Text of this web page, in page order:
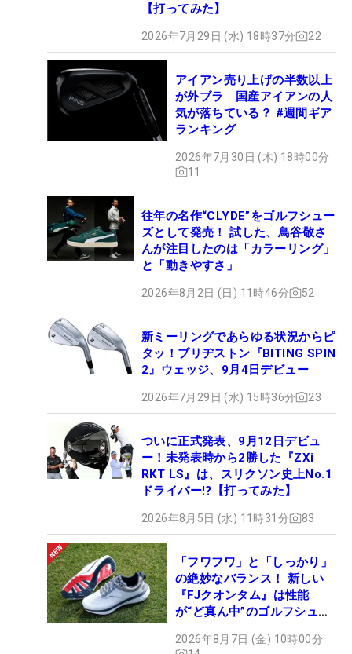
【打ってみた】
2026年7月29日 (水) 18時37分 22
アイアン売り上げの半数以上
が外ブラ 国産アイアンの人
気が落ちている？ #週間ギア
ランキング
2026年7月30日 (木) 18時00分
11
往年の名作“CLYDE”をゴルフシュー
ズとして発売！ 試した、鳥谷敬さ
んが注目したのは「カラーリング」
と「動きやすさ」
2026年8月2日 (日) 11時46分 52
新ミーリングであらゆる状況からピ
タッ！ブリヂストン『BITING SPIN
2』ウェッジ、9月4日デビュー
2026年7月29日 (水) 15時36分 23
ついに正式発表、9月12日デビュ
ー！未発表時から2勝した『ZXi
RKT LS』は、スリクソン史上No.1
ドライバー!?【打ってみた】
2026年8月5日 (水) 11時31分 83
「フワフワ」と「しっかり」
の絶妙なバランス！ 新しい
『FJクオンタム』は性能
が“ど真ん中”のゴルフシュー
2026年8月7日 (金) 10時00分